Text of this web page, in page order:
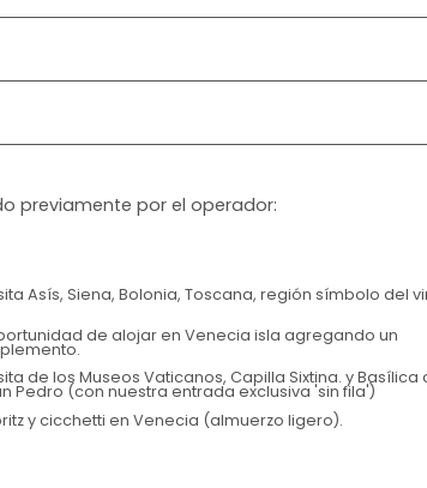
previamente por el operador:
Asís, Siena, Bolonia, Toscana, región símbolo del
de alojar en Venecia isla agregando un
de los Museos Vaticanos, Capilla Sixtina. y Basílica
Pedro (con nuestra entrada exclusiva 'sin fila')
y cicchetti en Venecia (almuerzo ligero).